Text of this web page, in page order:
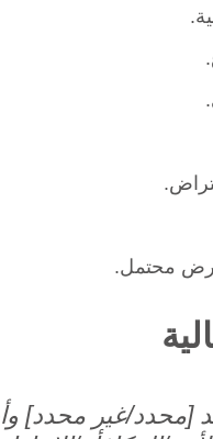
محتمل.
[محدد/غير محدد]